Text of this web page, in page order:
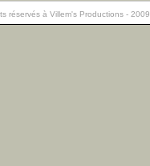
réservés à Villem's Productions - 2009